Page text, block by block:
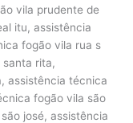
vila prudente de
itu, assistência
fogão vila rua s
santa rita,
assistência técnica
fogão vila são
josé, assistência